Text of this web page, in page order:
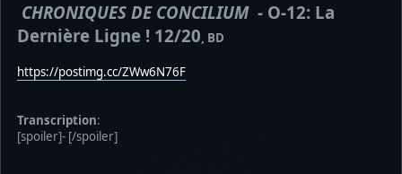
CHRONIQUES DE CONCILIUM - O-12: La
Dernière Ligne ! 12/20, BD
https://postimg.cc/ZWw6N76F
Transcription:
[spoiler]- [/spoiler]